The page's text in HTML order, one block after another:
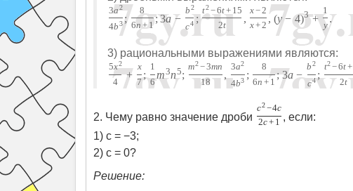
3a2
4b3 ;
8
6n + 1;3a −
b2
c4 ;
t2−6t+ 15
2t ,
x− 2
x+2 , (y − 4)3 +
1
y
.
3) рациональными выражениями являются:
5x2
4 +
x
7;
1
6m3n5;
m2−3mn
18
,
3a2
4b3 ;
8
6n + 1 ;3a −
b2
c4 ;
t2 −6t+
2t
2. Чему равно значение дроби
c2 −4c
2c+ 1 , если:
1) c = −3;
2) c = 0?
Решение: